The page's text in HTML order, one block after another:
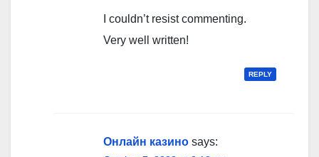
I couldn’t resist commenting.
Very well written!
REPLY
Онлайн казино says: